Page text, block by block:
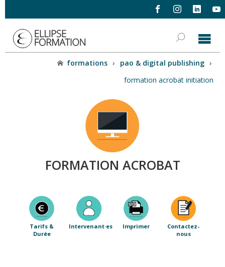
formations › pao & digital publishing ›
formation acrobat initiation
FORMATION ACROBAT
Tarifs &
Durée
Intervenant·es Imprimer
Contactez-
nous